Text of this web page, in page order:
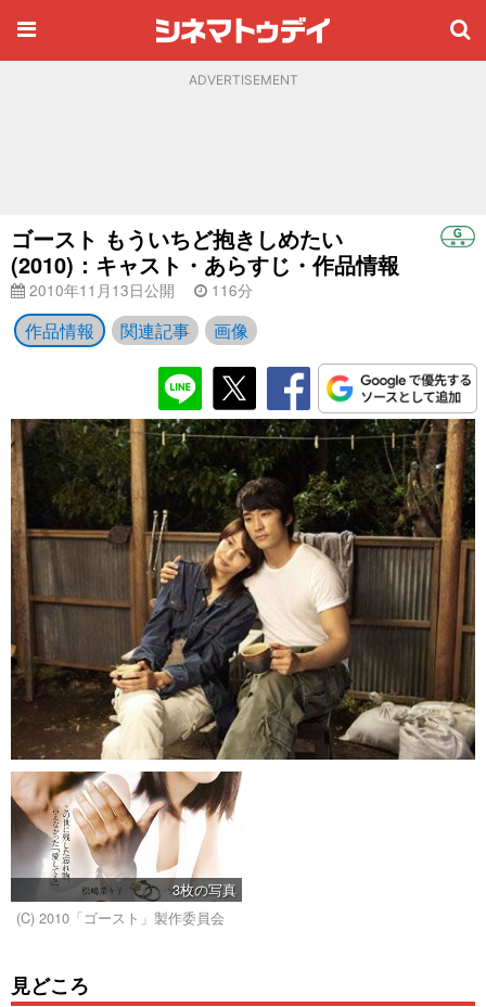
ADVERTISEMENT
ゴースト もういちど抱きしめたい
(2010)：キャスト・あらすじ・作品情報
2010年11月13日公開 116分
作品情報 関連記事 画像
3枚の写真
(C) 2010「ゴースト」製作委員会
見どころ